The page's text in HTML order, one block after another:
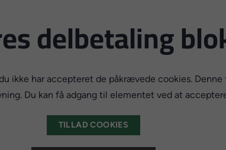
delbetaling
ikke har accepteret de påkrævede cookies.
Du kan få adgang til elementet ved at
TILLAD COOKIES